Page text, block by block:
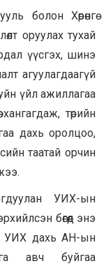
болон Хөрөнгө
оруулах тухай
үүсгэх, шинэ
агуулагдаагүй
үйл ажиллагаа
төрийн
дахь оролцоо,
таатай орчин
УИХ-ын
бөгөөд энэ
УИХ дахь АН-ын
авч буйгаа